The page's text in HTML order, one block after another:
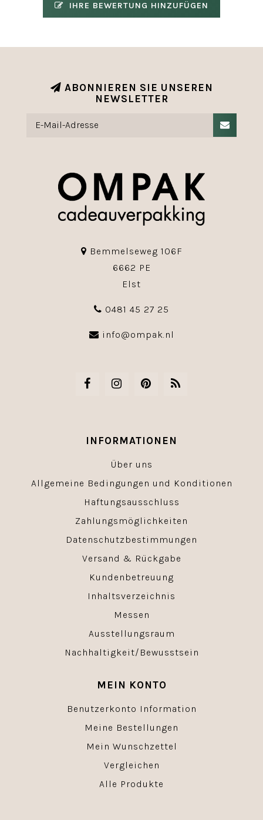
IHRE BEWERTUNG HINZUFÜGEN
ABONNIEREN SIE UNSEREN
NEWSLETTER
Bemmelseweg 106F
6662 PE
Elst
0481 45 27 25
info@ompak.nl
INFORMATIONEN
Über uns
Allgemeine Bedingungen und Konditionen
Haftungsausschluss
Zahlungsmöglichkeiten
Datenschutzbestimmungen
Versand & Rückgabe
Kundenbetreuung
Inhaltsverzeichnis
Messen
Ausstellungsraum
Nachhaltigkeit/Bewusstsein
MEIN KONTO
Benutzerkonto Information
Meine Bestellungen
Mein Wunschzettel
Vergleichen
Alle Produkte